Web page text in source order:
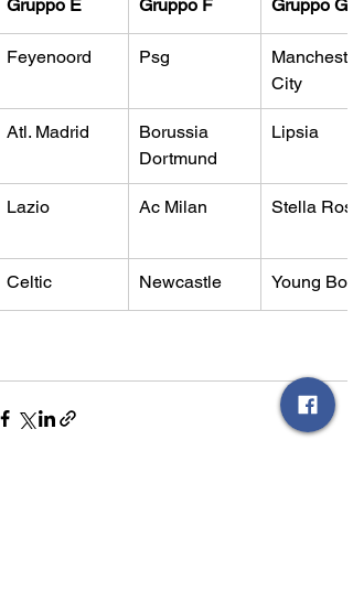
Gruppo E Gruppo F Gruppo G
Feyenoord ​Psg
City
​Atl. Madrid
​Borussia
Dortmund
Lipsia
Lazio Ac Milan ​Stella
Celtic Newcastle ​Young